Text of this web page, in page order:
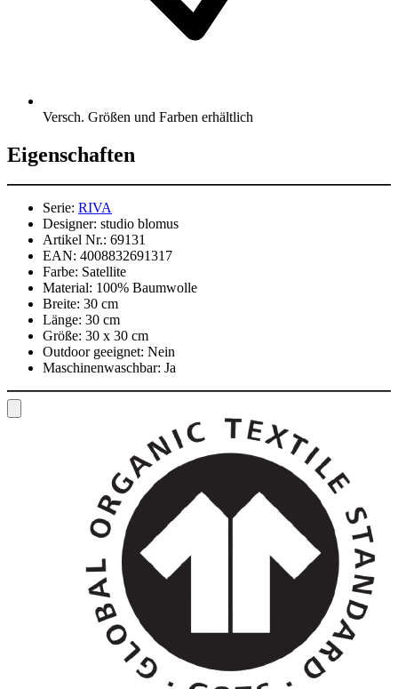
Versch. Größen und Farben erhältlich
Eigenschaften
Serie: RIVA
Designer: studio blomus
Artikel Nr.: 69131
EAN: 4008832691317
Farbe: Satellite
Material: 100% Baumwolle
Breite: 30 cm
Länge: 30 cm
Größe: 30 x 30 cm
Outdoor geeignet: Nein
Maschinenwaschbar: Ja